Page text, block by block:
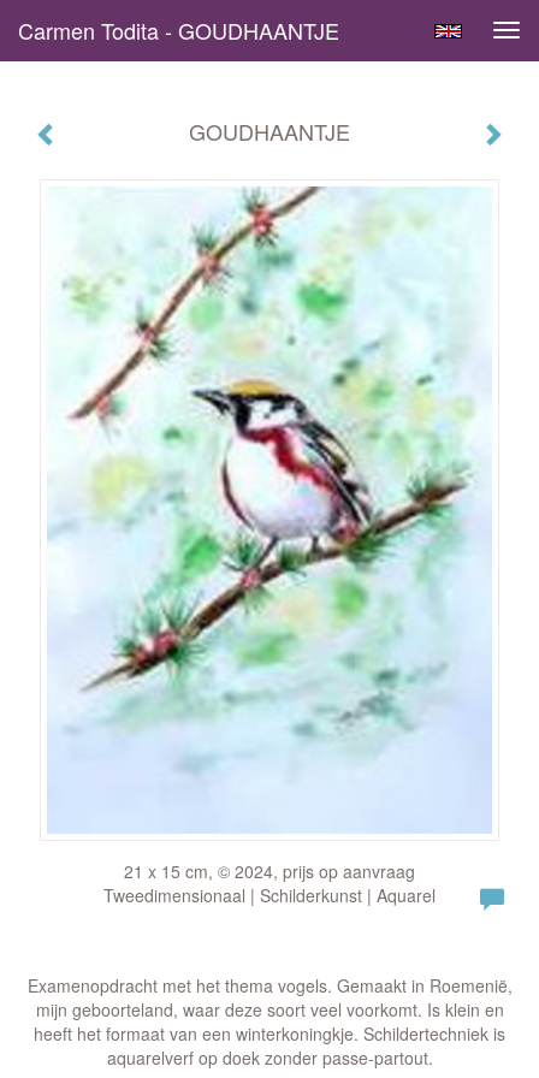
Carmen Todita - GOUDHAANTJE
GOUDHAANTJE
21 x 15 cm, © 2024, prijs op aanvraag
Tweedimensionaal | Schilderkunst | Aquarel
Examenopdracht met het thema vogels. Gemaakt in Roemenië,
mijn geboorteland, waar deze soort veel voorkomt. Is klein en
heeft het formaat van een winterkoningkje. Schildertechniek is
aquarelverf op doek zonder passe-partout.